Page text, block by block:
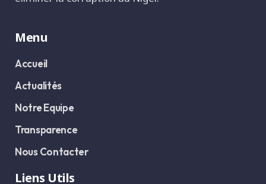
Menu
Accueil
Actualités
Notre Equipe
Transparence
Nous Contacter
Liens Utils